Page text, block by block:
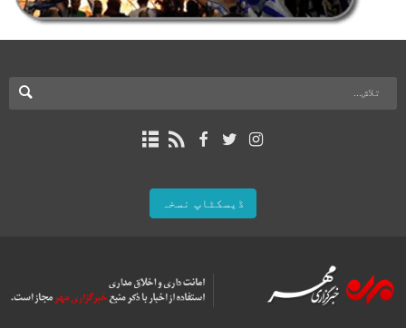
ڈیسکٹاپ نسخہ